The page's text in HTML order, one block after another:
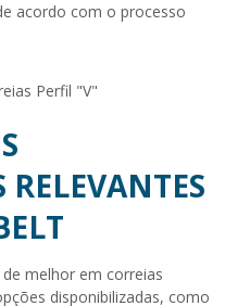
Perfil "V"
melhor em correias
disponibilizadas, como